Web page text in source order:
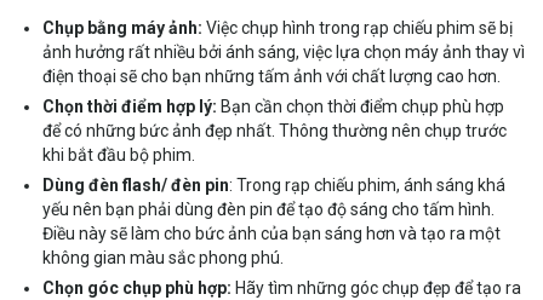
Chụp bằng máy ảnh: Việc chụp hình trong rạp chiếu phim sẽ bị
ảnh hưởng rất nhiều bởi ánh sáng, việc lựa chọn máy ảnh thay vì
điện thoại sẽ cho bạn những tấm ảnh với chất lượng cao hơn.
Chọn thời điểm hợp lý: Bạn cần chọn thời điểm chụp phù hợp
để có những bức ảnh đẹp nhất. Thông thường nên chụp trước
khi bắt đầu bộ phim.
Dùng đèn flash/ đèn pin: Trong rạp chiếu phim, ánh sáng khá
yếu nên bạn phải dùng đèn pin để tạo độ sáng cho tấm hình.
Điều này sẽ làm cho bức ảnh của bạn sáng hơn và tạo ra một
không gian màu sắc phong phú.
Chọn góc chụp phù hợp: Hãy tìm những góc chụp đẹp để tạo ra